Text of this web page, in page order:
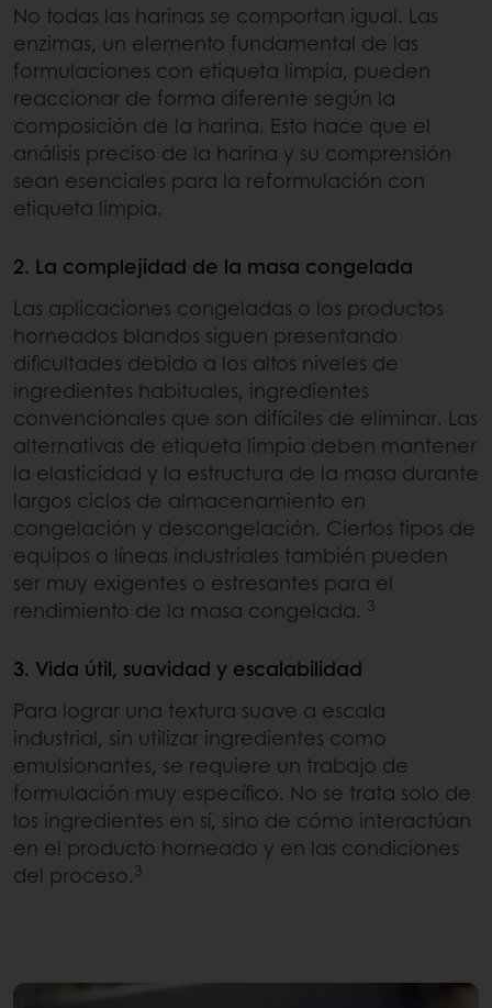
No todas las harinas se comportan igual. Las
enzimas, un elemento fundamental de las
formulaciones con etiqueta limpia, pueden
reaccionar de forma diferente según la
composición de la harina. Esto hace que el
análisis preciso de la harina y su comprensión
sean esenciales para la reformulación con
etiqueta limpia.
2. La complejidad de la masa congelada
Las aplicaciones congeladas o los productos
horneados blandos siguen presentando
dificultades debido a los altos niveles de
ingredientes habituales, ingredientes
convencionales que son difíciles de eliminar. Las
alternativas de etiqueta limpia deben mantener
la elasticidad y la estructura de la masa durante
largos ciclos de almacenamiento en
congelación y descongelación. Ciertos tipos de
equipos o líneas industriales también pueden
ser muy exigentes o estresantes para el
rendimiento de la masa congelada. 3
3. Vida útil, suavidad y escalabilidad
Para lograr una textura suave a escala
industrial, sin utilizar ingredientes como
emulsionantes, se requiere un trabajo de
formulación muy específico. No se trata solo de
los ingredientes en sí, sino de cómo interactúan
en el producto horneado y en las condiciones
del proceso.3